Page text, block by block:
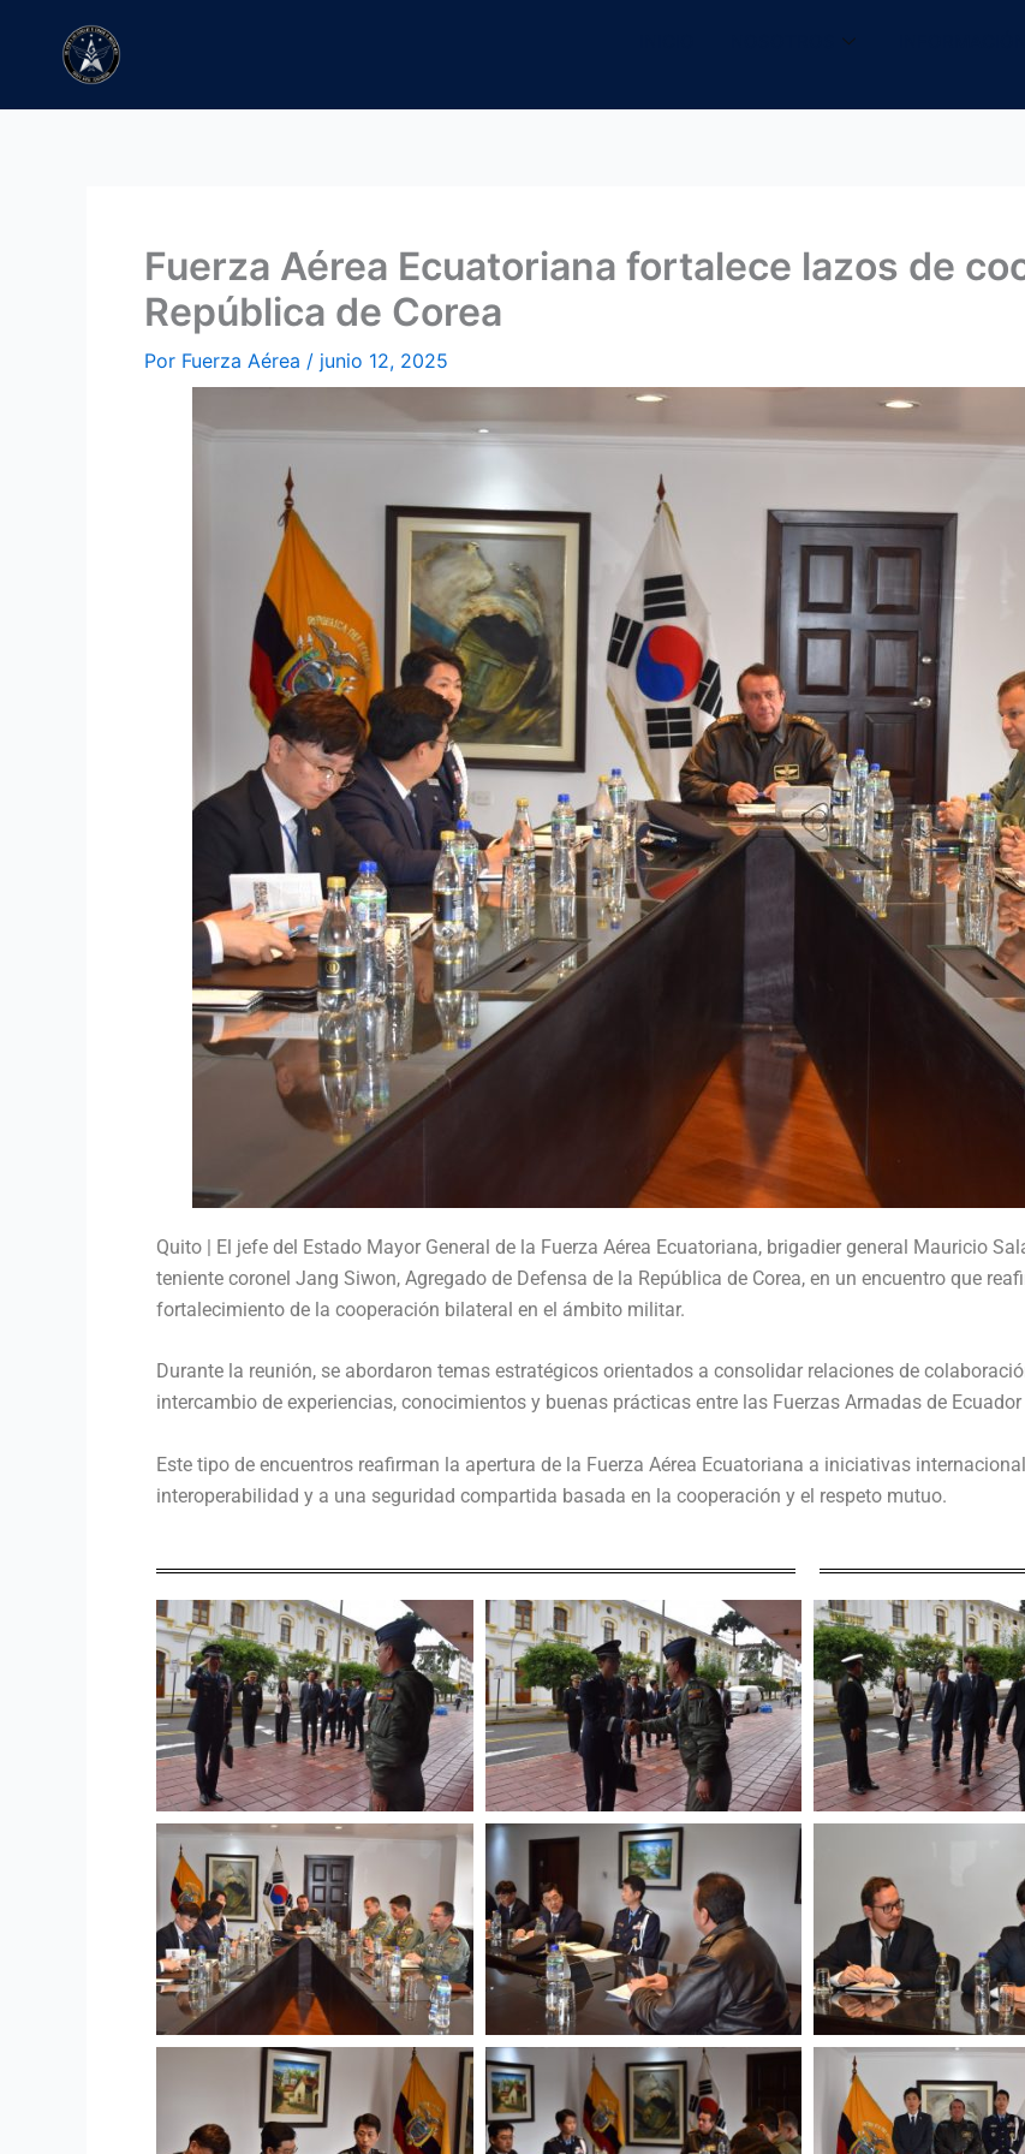
contenido
Fuerza Aérea Ecuatoriana fortalece lazos de
República de Corea
Por Fuerza Aérea / junio 12, 2025
Quito | El jefe del Estado Mayor General de la Fuerza Aérea Ecuatoriana, brigadier general Mauricio
teniente coronel Jang Siwon, Agregado de Defensa de la República de Corea, en un encuentro que
fortalecimiento de la cooperación bilateral en el ámbito militar.
Durante la reunión, se abordaron temas estratégicos orientados a consolidar relaciones de
intercambio de experiencias, conocimientos y buenas prácticas entre las Fuerzas Armadas de Ecuador
Este tipo de encuentros reafirman la apertura de la Fuerza Aérea Ecuatoriana a iniciativas
interoperabilidad y a una seguridad compartida basada en la cooperación y el respeto mutuo.